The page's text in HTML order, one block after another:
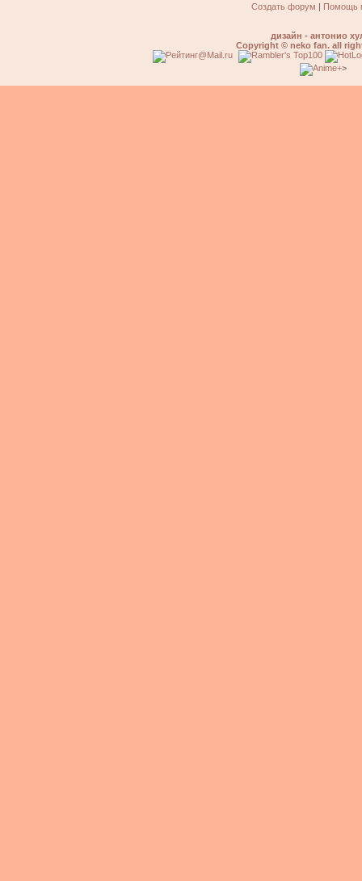
Создать форум | Помощь
дизайн - антонио
Copyright © neko fan. all
>